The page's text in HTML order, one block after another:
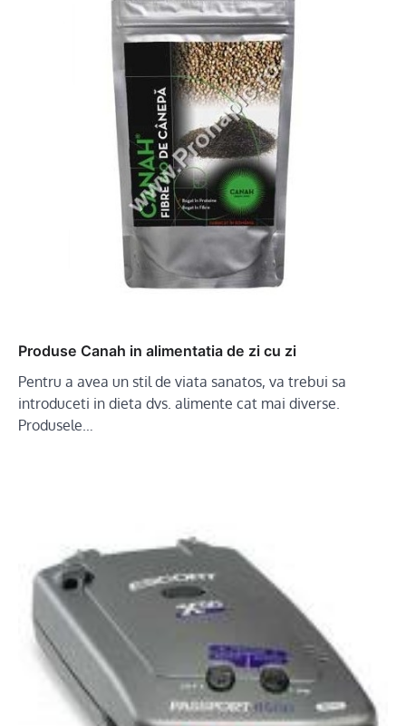
Produse Canah in alimentatia de zi cu zi
Pentru a avea un stil de viata sanatos, va trebui sa
introduceti in dieta dvs. alimente cat mai diverse.
Produsele…